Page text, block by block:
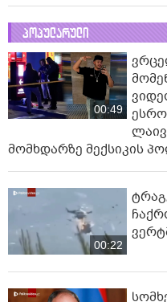
პოპულარული
00:49
მომხდარზე მექსიკის
00:22